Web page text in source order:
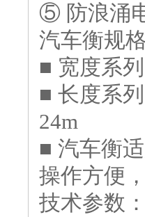
⑤ 防浪涌
汽车衡规
■ 宽度系
■ 长度系
24m
■ 汽车衡
操作方便
技术参数